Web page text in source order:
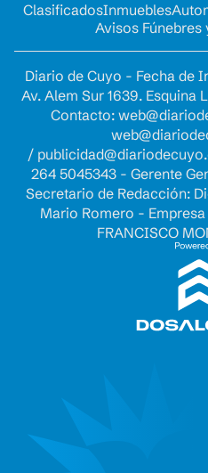
ClasificadosInmuebles
Avisos Fúnebres
Diario de Cuyo - Fecha de
Av. Alem Sur 1639.
Contacto:
/
264 5045343 - Gerente
Secretario de Redacción:
Mario Romero -
FRANCISCO